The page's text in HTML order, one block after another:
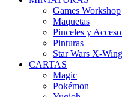
Games Workshop
Maquetas
Pinceles y
Pinturas
Star Wars X-Wing
CARTAS
Magic
Pokémon